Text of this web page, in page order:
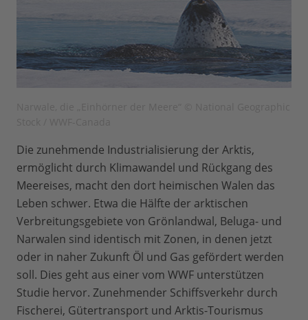
Die zunehmende Industrialisierung der Arktis,
ermöglicht durch Klimawandel und Rückgang des
Meereises, macht den dort heimischen Walen das
Leben schwer. Etwa die Hälfte der arktischen
Verbreitungsgebiete von Grönlandwal, Beluga- und
Narwalen sind identisch mit Zonen, in denen jetzt
oder in naher Zukunft Öl und Gas gefördert werden
soll. Dies geht aus einer vom WWF unterstützen
Studie hervor. Zunehmender Schiffsverkehr durch
Fischerei, Gütertransport und Arktis-Tourismus